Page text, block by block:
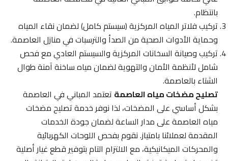
بانتظام.
تركيب فلاتر المياه المركزية (سيستم كامل) لضمان نقاء المياه
وحماية الأدوات الصحية من الصدأ والترسبات في منازل العاصمة.
تركيب وصيانة السخانات المركزية والسيستم العادي مع فحص
شامل لأنظمة الأمان والتهوية لضمان مياه ساخنة آمنة طوال
الشتاء بالعاصمة.
تصليح مضخات مياه العاصمةتعتمد المباني في العاصمة
بشكل أساسي على المضخات، لذا نوفر خدمة تصليح مضخات
مياه العاصمة على مدار الساعة لضمان جودة الخدمات
المقدمة لعملائنا بامتياز. نقوم بفحص اللوحات الكهربائية
والمحركات الميكانيكية، مع الالتزام التام بتوفير قطع غيار أصلية